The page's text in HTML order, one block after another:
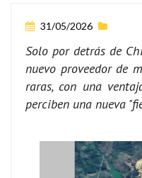
31/05/2026
Solo por detrás de
nuevo proveedor de
raras, con una
perciben una nueva